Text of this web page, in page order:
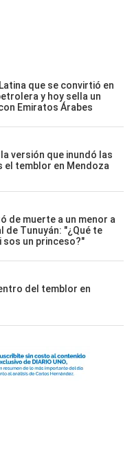
que se convirtió en
y hoy sella un
Emiratos Árabes
versión que inundó las
temblor en Mendoza
de muerte a un menor a
de Tunuyán: "¿Qué te
sos un princeso?"
del temblor en